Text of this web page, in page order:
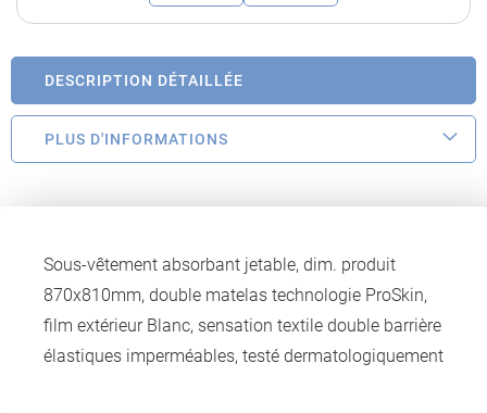
DESCRIPTION DÉTAILLÉE
PLUS D'INFORMATIONS
Sous-vêtement absorbant jetable, dim. produit
870x810mm, double matelas technologie ProSkin,
film extérieur Blanc, sensation textile double barrière
élastiques imperméables, testé dermatologiquement